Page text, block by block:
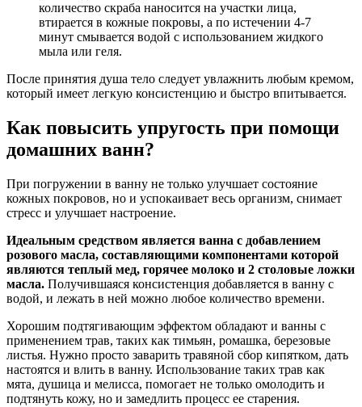
количество скраба наносится на участки лица,
втирается в кожные покровы, а по истечении 4-7
минут смывается водой с использованием жидкого
мыла или геля.
После принятия душа тело следует увлажнить любым кремом,
который имеет легкую консистенцию и быстро впитывается.
Как повысить упругость при помощи
домашних ванн?
При погружении в ванну не только улучшает состояние
кожных покровов, но и успокаивает весь организм, снимает
стресс и улучшает настроение.
Идеальным средством является ванна с добавлением
розового масла, составляющими компонентами которой
являются теплый мед, горячее молоко и 2 столовые ложки
масла. Получившаяся консистенция добавляется в ванну с
водой, и лежать в ней можно любое количество времени.
Хорошим подтягивающим эффектом обладают и ванны с
применением трав, таких как тимьян, ромашка, березовые
листья. Нужно просто заварить травяной сбор кипятком, дать
настоятся и влить в ванну. Использование таких трав как
мята, душица и мелисса, помогает не только омолодить и
подтянуть кожу, но и замедлить процесс ее старения.